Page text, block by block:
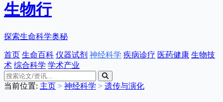
生物行
探索生命科学奥秘
首页 生命百科 仪器试剂 神经科学 疾病诊疗 医药健康 生物技
术 综合科学 学术产业
当前位置: 主页 > 神经科学 > 遗传与演化